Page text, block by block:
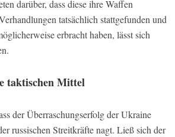
darüber, dass diese ihre Waffen
tatsächlich stattgefunden und
erbracht haben, lässt sich
taktischen Mittel
der Überraschungserfolg der Ukraine
russischen Streitkräfte nagt. Ließ sich der